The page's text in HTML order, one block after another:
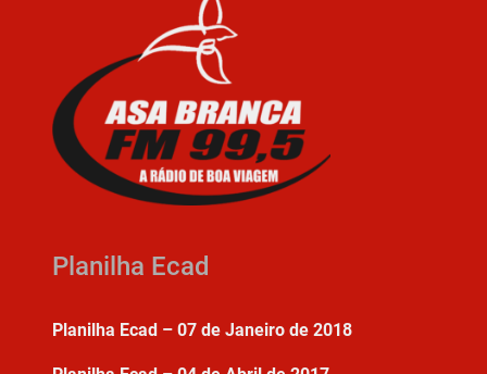
Planilha Ecad
Planilha Ecad – 07 de Janeiro de 2018